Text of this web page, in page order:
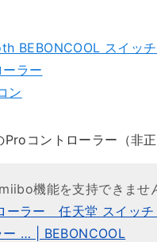
スイッ
ラー
ン
コントローラー（非正
機能を支持できませ
ーラー 任天堂 スイッ
… | BEBONCOOL